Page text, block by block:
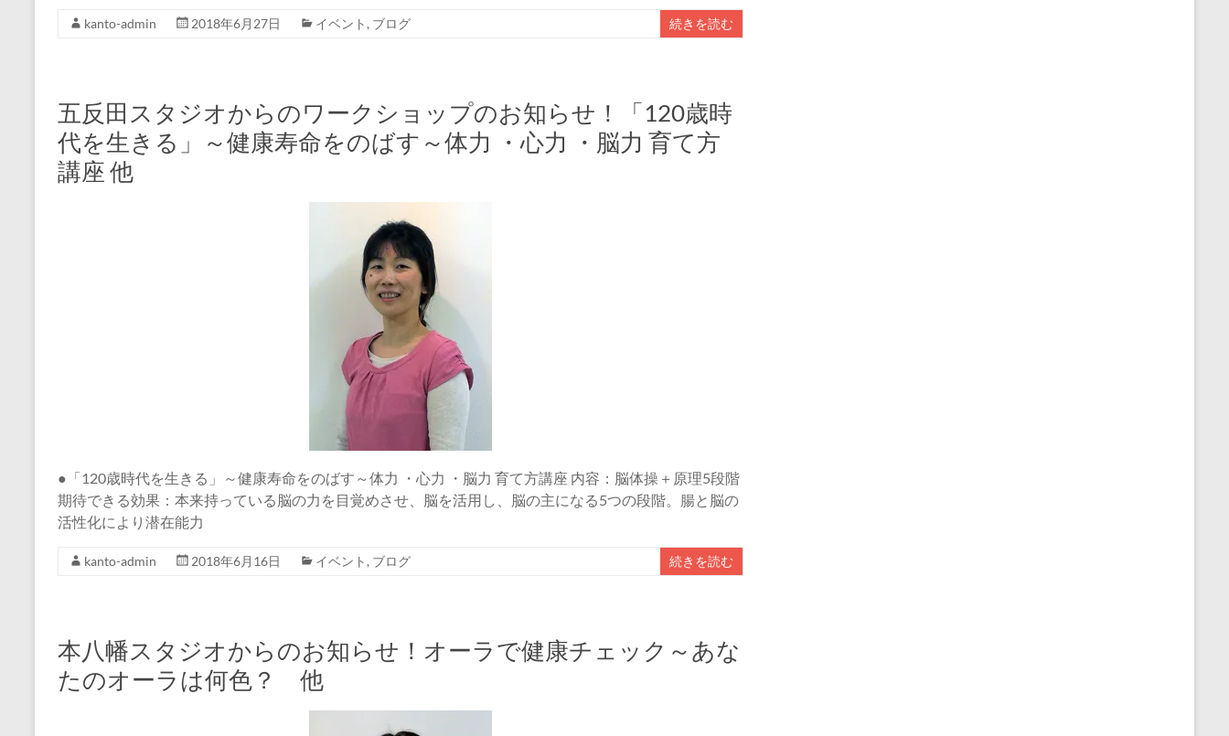
kanto-admin 2018年6月27日 イベント , ブログ 続きを読む
五反田スタジオからのワークショップのお知らせ！「120歳時
代を生きる」～健康寿命をのばす～体力 ・心力 ・脳力 育て方
講座 他
●「120歳時代を生きる」～健康寿命をのばす～体力 ・心力 ・脳力 育て方講座 内容：脳体操＋原理5段階
期待できる効果：本来持っている脳の力を目覚めさせ、脳を活用し、脳の主になる5つの段階。腸と脳の
活性化により潜在能力
kanto-admin 2018年6月16日 イベント , ブログ 続きを読む
本八幡スタジオからのお知らせ！オーラで健康チェック～あな
たのオーラは何色？ 他